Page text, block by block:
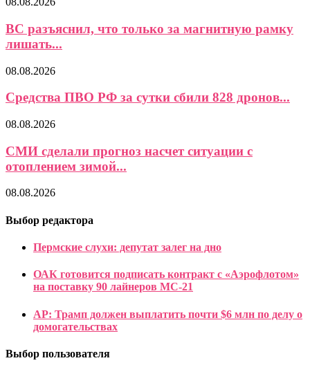
ВС разъяснил, что только за магнитную рамку
лишать...
08.08.2026
Средства ПВО РФ за сутки сбили 828 дронов...
08.08.2026
СМИ сделали прогноз насчет ситуации с
отоплением зимой...
08.08.2026
Выбор редактора
Пермские слухи: депутат залег на дно
ОАК готовится подписать контракт с «Аэрофлотом»
на поставку 90 лайнеров МС-21
AP: Трамп должен выплатить почти $6 млн по делу о
домогательствах
Выбор пользователя